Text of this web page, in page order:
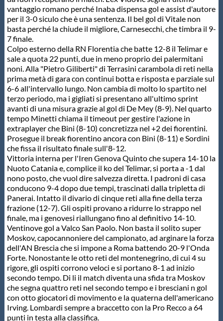
Qualità
Sostenibilità
Privacy
Cookie Policy
Archivio News
Flash News
Galleria fotografica
Videogallery
Intranet
Webmail
Contatti
vantaggio romano perché Inaba dispensa gol e assist d'autore
per il 3-0 siculo che è una sentenza. Il bel gol di Vitale non
basta perché la chiude il migliore, Carnesecchi, che timbra il 9-
7 finale.
Colpo esterno della RN Florentia che batte 12-8 il Telimar e
sale a quota 22 punti, due in meno proprio dei palermitani
noni. Alla "Pietro Giliberti" di Terrasini carambola di reti nella
prima metà di gara con continui botta e risposta e parziale sul
6-6 all'intervallo lungo. Non cambia di molto lo spartito nel
terzo periodo, ma i gigliati si presentano all'ultimo sprint
avanti di una misura grazie al gol di De Mey (8-9). Nel quarto
tempo Minetti chiama il timeout per gestire l'azione in
extraplayer che Bini (8-10) concretizza nel +2 dei fiorentini.
Prosegue il break fiorentino ancora con Bini (8-11) e Sordini
che fissa il risultato finale sull'8-12.
Vittoria interna per l'Iren Genova Quinto che supera 14-10 la
Nuoto Catania e, complice il ko del Telimar, si porta a -1 dal
nono posto, che vuol dire salvezza diretta. I padroni di casa
conducono 9-4 dopo due tempi, trascinati dalla tripletta di
Panerai. Intatto il divario di cinque reti alla fine della terza
frazione (12-7). Gli ospiti provano a ridurre lo strappo nel
finale, ma i genovesi riallungano fino al definitivo 14-10.
Ventinove gol a Valco San Paolo. Non basta il solito super
Moskov, capocannoniere del campionato, ad arginare la forza
dell'AN Brescia che si impone a Roma battendo 20-9 l'Onda
Forte. Nonostante le otto reti del montenegrino, di cui 4 su
rigore, gli ospiti corrono veloci e si portano 8-1 ad inizio
secondo tempo. Di li il match diventa una sfida tra Moskov
che segna quattro reti nel secondo tempo e i bresciani n gol
con otto giocatori di movimento e la quaterna dell'americano
Irving. Lombardi sempre a braccetto con la Pro Recco a 64
punti in testa alla classifica.